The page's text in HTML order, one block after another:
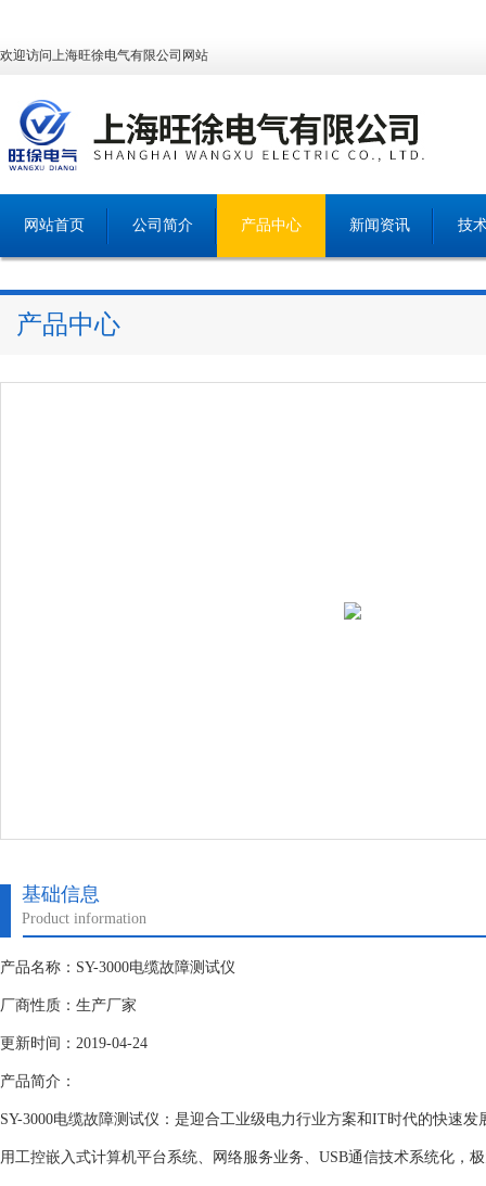
欢迎访问上海旺徐电气有限公司网站
网站首页 公司简介 产品中心 新闻资讯 技
产品中心
基础信息
Product information
产品名称：SY-3000电缆故障测试仪
厂商性质：生产厂家
更新时间：2019-04-24
产品简介：
SY-3000电缆故障测试仪：是迎合工业级电力行业方案和IT时代的快速
用工控嵌入式计算机平台系统、网络服务业务、USB通信技术系统化，